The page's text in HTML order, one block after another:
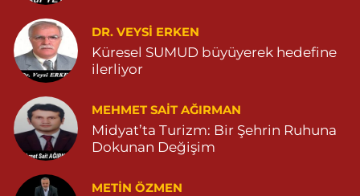
YENİ MAHALLE 3086 SOKAK NO:4 3 04825413121
0 (482) 541 31 21 Yol Tarifi Al
DR. VEYSI ERKEN
Küresel SUMUD büyüyerek hedefine
ilerliyor
MEHMET SAIT AĞIRMAN
Midyat’ta Turizm: Bir Şehrin Ruhuna
Dokunan Değişim
METIN ÖZMEN